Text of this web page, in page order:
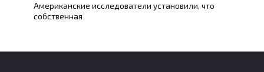
Американские исследователи установили, что
собственная